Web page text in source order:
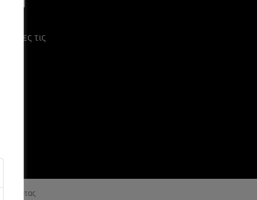
όλες τις
κρούστας